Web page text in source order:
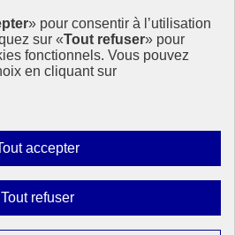
» pour consentir à l’utilisation
sur «Tout refuser» pour
fonctionnels. Vous pouvez
en cliquant sur
accepterAutoriser
tous
Tout refuserInterdire
tous
nouvelle fenêtre
une nouvelle fenêtre
une nouvelle fenêtre
nouvelle fenêtre